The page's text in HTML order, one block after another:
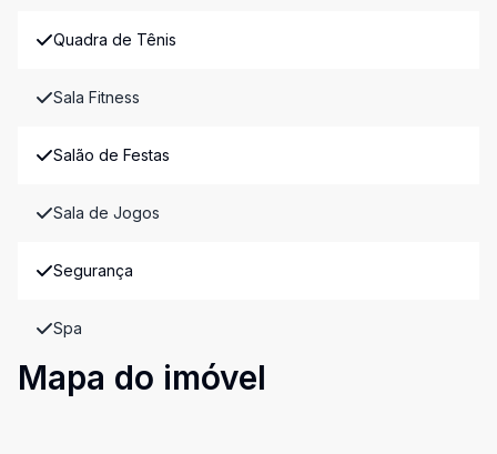
Quadra de Tênis
Sala Fitness
Salão de Festas
Sala de Jogos
Segurança
Spa
Mapa do imóvel